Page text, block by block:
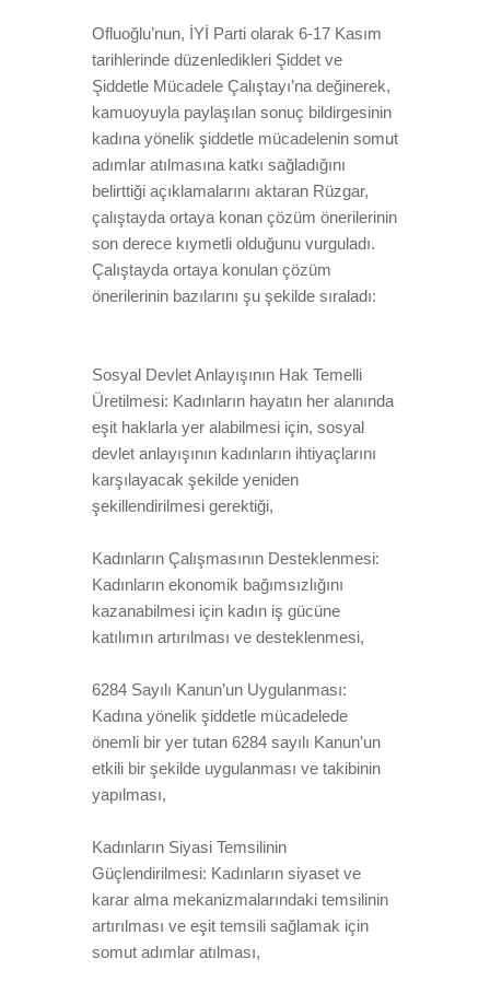
Ofluoğlu’nun, İYİ Parti olarak 6-17 Kasım
tarihlerinde düzenledikleri Şiddet ve
Şiddetle Mücadele Çalıştayı’na değinerek,
kamuoyuyla paylaşılan sonuç bildirgesinin
kadına yönelik şiddetle mücadelenin somut
adımlar atılmasına katkı sağladığını
belirttiği açıklamalarını aktaran Rüzgar,
çalıştayda ortaya konan çözüm önerilerinin
son derece kıymetli olduğunu vurguladı.
Çalıştayda ortaya konulan çözüm
önerilerinin bazılarını şu şekilde sıraladı:
Sosyal Devlet Anlayışının Hak Temelli
Üretilmesi: Kadınların hayatın her alanında
eşit haklarla yer alabilmesi için, sosyal
devlet anlayışının kadınların ihtiyaçlarını
karşılayacak şekilde yeniden
şekillendirilmesi gerektiği,
Kadınların Çalışmasının Desteklenmesi:
Kadınların ekonomik bağımsızlığını
kazanabilmesi için kadın iş gücüne
katılımın artırılması ve desteklenmesi,
6284 Sayılı Kanun’un Uygulanması:
Kadına yönelik şiddetle mücadelede
önemli bir yer tutan 6284 sayılı Kanun’un
etkili bir şekilde uygulanması ve takibinin
yapılması,
Kadınların Siyasi Temsilinin
Güçlendirilmesi: Kadınların siyaset ve
karar alma mekanizmalarındaki temsilinin
artırılması ve eşit temsili sağlamak için
somut adımlar atılması,